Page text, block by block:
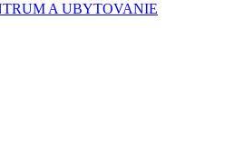
A UBYTOVANIE